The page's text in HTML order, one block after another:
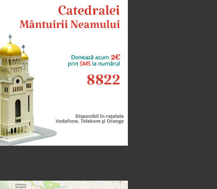
Moise a zis: «Dacă cineva moare
neavând copii, fratele...
doxologia.ro
Doxologia în site-ul tău!